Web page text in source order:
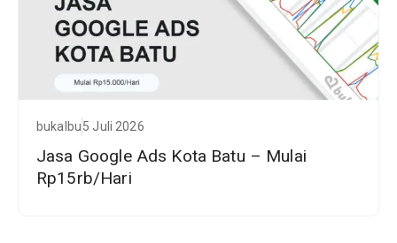
bukalbu5 Juli 2026
Jasa Google Ads Kota Batu – Mulai
Rp15rb/Hari